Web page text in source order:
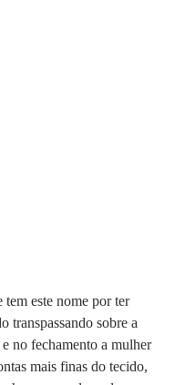
tem este nome por ter
transpassando sobre a
no fechamento a mulher
mais finas do tecido,